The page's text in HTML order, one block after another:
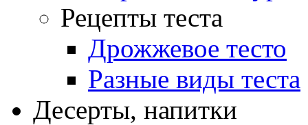
Рецепты теста
Дрожжевое тесто
Разные виды теста
Десерты, напитки